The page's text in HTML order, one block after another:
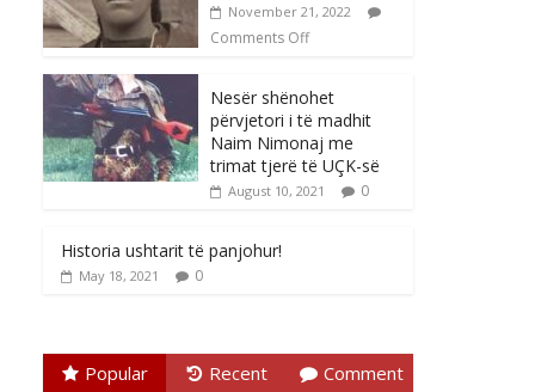
November 21, 2022
Comments Off
Nesër shënohet
përvjetori i të madhit
Naim Nimonaj me
trimat tjerë të UÇK-së
August 10, 2021 0
Historia ushtarit të panjohur!
May 18, 2021 0
Popular Recent Comment